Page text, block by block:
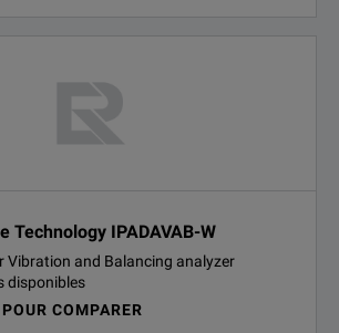
Technology IPADAVAB-W
Vibration and Balancing analyzer
disponibles
COMPARER